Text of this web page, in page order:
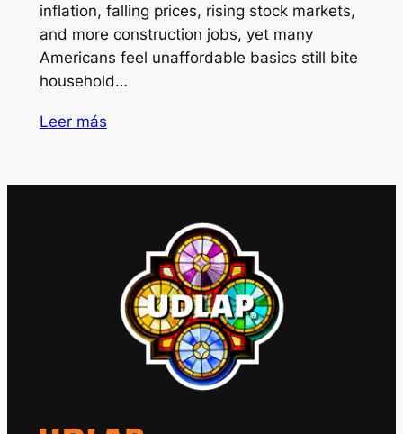
inflation, falling prices, rising stock markets,
and more construction jobs, yet many
Americans feel unaffordable basics still bite
household…
Leer más